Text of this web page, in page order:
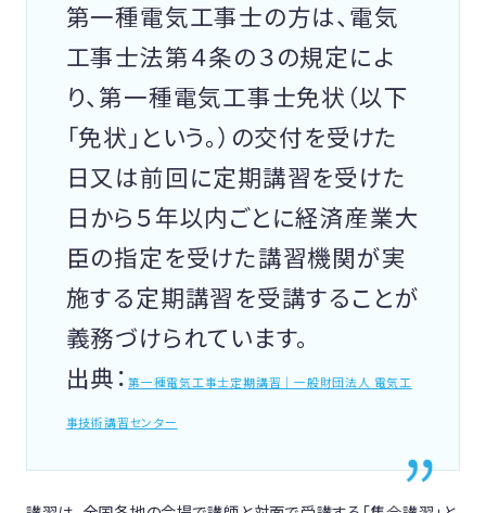
第一種電気工事士の方は、電気
工事士法第４条の３の規定によ
り、第一種電気工事士免状（以下
「免状」という。）の交付を受けた
日又は前回に定期講習を受けた
日から５年以内ごとに経済産業大
臣の指定を受けた講習機関が実
施する定期講習を受講することが
義務づけられています。
出典：第一種電気工事士定期講習｜一般財団法人 電気工
事技術講習センター